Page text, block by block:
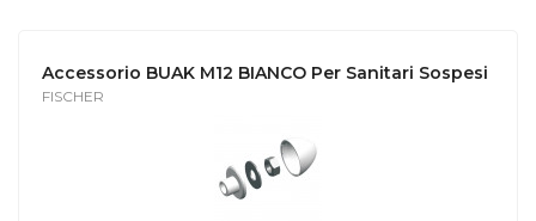
Accessorio BUAK M12 BIANCO Per Sanitari Sospesi
FISCHER